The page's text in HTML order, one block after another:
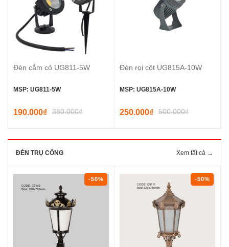
Đèn cắm cỏ UG811-5W
MSP: UG811-5W
190.000₫ 380.000₫
Đèn rọi cột UG815A-10W
MSP: UG815A-10W
250.000₫ 500.000₫
ĐÈN TRỤ CỔNG Xem tất cả →
-50% -50%